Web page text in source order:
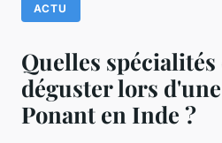
ACTU
Quelles
déguster lors
Ponant en Inde ?